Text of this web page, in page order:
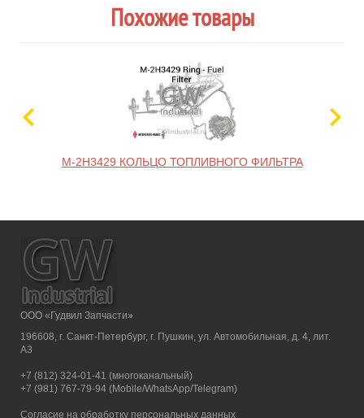
Похожие товары
M-2H3429 КОЛЬЦО ТОПЛИВНОГО ФИЛЬТРА
ООО «Гудвил Запчасти»
196608, г. Санкт-Петербург, г. Пушкин, ул. Автомобильная, д. 4, лит.
А3
+7 (812) 324-01-41 (многоканальный)
+7 (981) 767-79-94 (Mobile/WhatsApp/Telegram)
Согласие на обработку персональных данных